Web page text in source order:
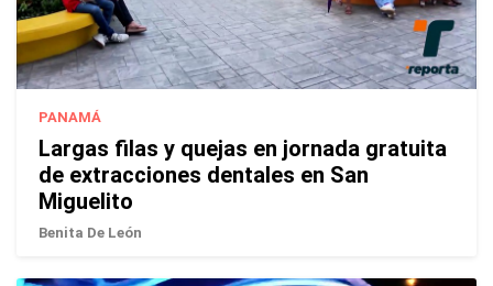
PANAMÁ
Largas filas y quejas en jornada gratuita
de extracciones dentales en San
Miguelito
Benita De León